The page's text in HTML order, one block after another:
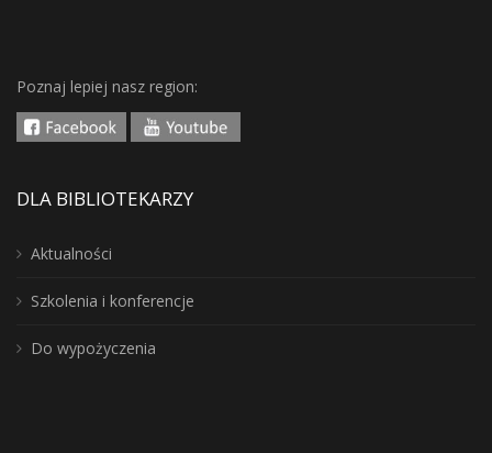
Poznaj lepiej nasz region:
DLA BIBLIOTEKARZY
Aktualności
Szkolenia i konferencje
Do wypożyczenia